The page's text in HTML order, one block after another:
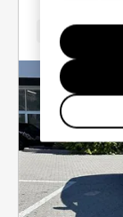
168,035 Km